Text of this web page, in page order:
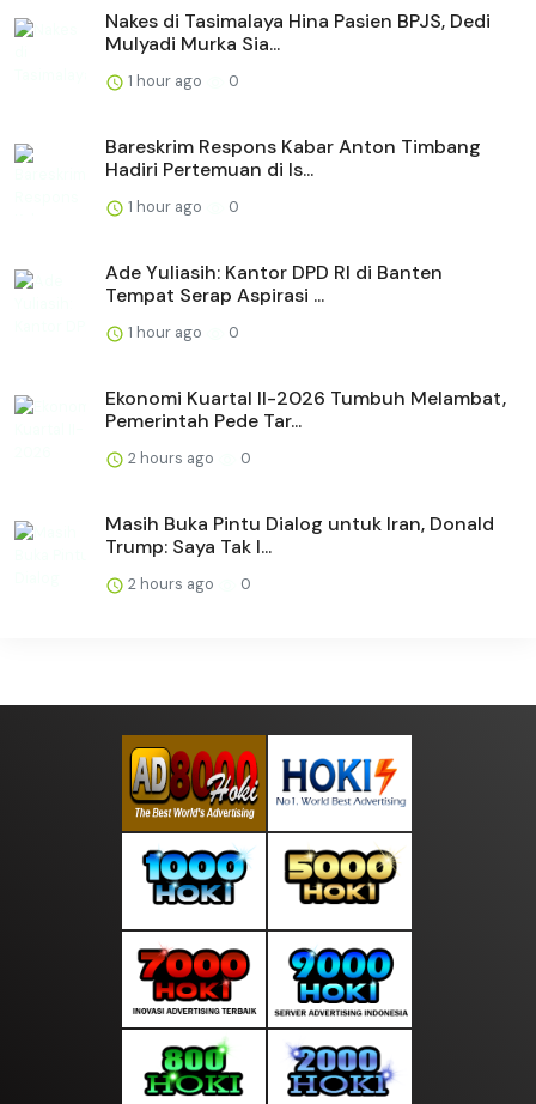
Nakes di Tasimalaya Hina Pasien BPJS, Dedi
Mulyadi Murka Sia...
1 hour ago 0
Bareskrim Respons Kabar Anton Timbang
Hadiri Pertemuan di Is...
1 hour ago 0
Ade Yuliasih: Kantor DPD RI di Banten
Tempat Serap Aspirasi ...
1 hour ago 0
Ekonomi Kuartal II-2026 Tumbuh Melambat,
Pemerintah Pede Tar...
2 hours ago 0
Masih Buka Pintu Dialog untuk Iran, Donald
Trump: Saya Tak I...
2 hours ago 0